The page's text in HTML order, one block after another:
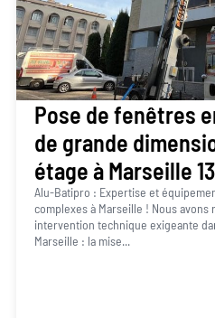
Pose de fenêtres
de grande
étage à Marseille
Alu-Batipro : Expertise et
complexes à Marseille ! Nous
intervention technique exigeante
Marseille : la mise...